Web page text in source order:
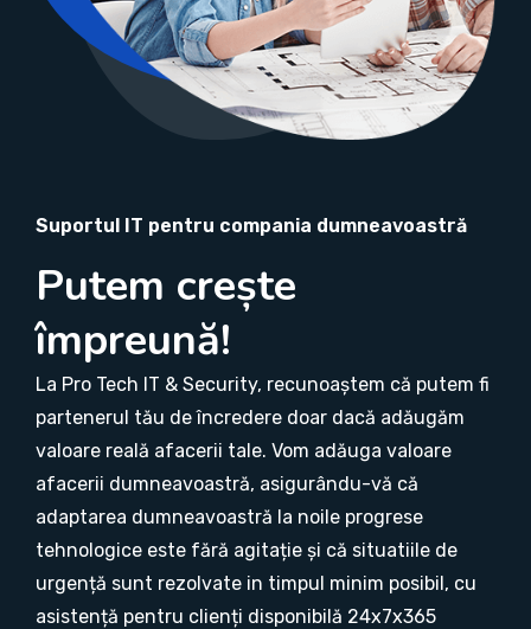
Suportul IT pentru compania dumneavoastră
Putem crește
împreună!
La Pro Tech IT & Security, recunoaștem că putem fi
partenerul tău de încredere doar dacă adăugăm
valoare reală afacerii tale. Vom adăuga valoare
afacerii dumneavoastră, asigurându-vă că
adaptarea dumneavoastră la noile progrese
tehnologice este fără agitație și că situatiile de
urgență sunt rezolvate in timpul minim posibil, cu
asistență pentru clienți disponibilă 24x7x365